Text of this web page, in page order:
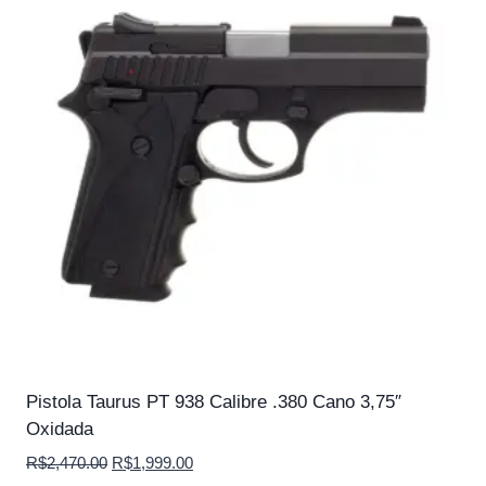
Pistola Taurus PT 938 Calibre .380 Cano 3,75″
Oxidada
R$2,470.00 O
R$1,999.00O